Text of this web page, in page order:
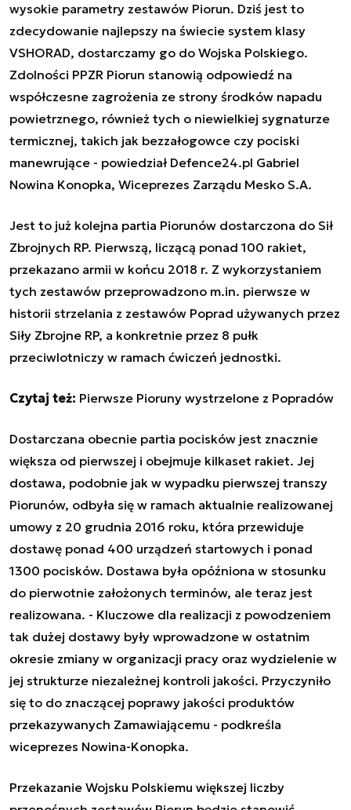
wysokie parametry zestawów Piorun. Dziś jest to
zdecydowanie najlepszy na świecie system klasy
VSHORAD, dostarczamy go do Wojska Polskiego.
Zdolności PPZR Piorun stanowią odpowiedź na
współczesne zagrożenia ze strony środków napadu
powietrznego, również tych o niewielkiej sygnaturze
termicznej, takich jak bezzałogowce czy pociski
manewrujące - powiedział Defence24.pl Gabriel
Nowina Konopka, Wiceprezes Zarządu Mesko S.A.
Jest to już kolejna partia Piorunów dostarczona do Sił
Zbrojnych RP. Pierwszą, liczącą ponad 100 rakiet,
przekazano armii w końcu 2018 r. Z wykorzystaniem
tych zestawów przeprowadzono m.in. pierwsze w
historii strzelania z zestawów Poprad używanych przez
Siły Zbrojne RP, a konkretnie przez 8 pułk
przeciwlotniczy w ramach ćwiczeń jednostki.
Czytaj też: Pierwsze Pioruny wystrzelone z Popradów
Dostarczana obecnie partia pocisków jest znacznie
większa od pierwszej i obejmuje kilkaset rakiet. Jej
dostawa, podobnie jak w wypadku pierwszej transzy
Piorunów, odbyła się w ramach aktualnie realizowanej
umowy z 20 grudnia 2016 roku, która przewiduje
dostawę ponad 400 urządzeń startowych i ponad
1300 pocisków. Dostawa była opóźniona w stosunku
do pierwotnie założonych terminów, ale teraz jest
realizowana. - Kluczowe dla realizacji z powodzeniem
tak dużej dostawy były wprowadzone w ostatnim
okresie zmiany w organizacji pracy oraz wydzielenie w
jej strukturze niezależnej kontroli jakości. Przyczyniło
się to do znaczącej poprawy jakości produktów
przekazywanych Zamawiającemu - podkreśla
wiceprezes Nowina-Konopka.
Przekazanie Wojsku Polskiemu większej liczby